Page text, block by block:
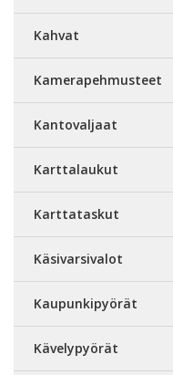
Kahvat
Kamerapehmusteet
Kantovaljaat
Karttalaukut
Karttataskut
Käsivarsivalot
Kaupunkipyörät
Kävelypyörät